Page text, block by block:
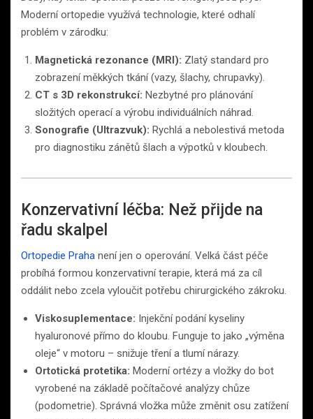
Moderní ortopedie využívá technologie, které odhalí
problém v zárodku:
Magnetická rezonance (MRI): Zlatý standard pro
zobrazení měkkých tkání (vazy, šlachy, chrupavky).
CT s 3D rekonstrukcí: Nezbytné pro plánování
složitých operací a výrobu individuálních náhrad.
Sonografie (Ultrazvuk): Rychlá a nebolestivá metoda
pro diagnostiku zánětů šlach a výpotků v kloubech.
Konzervativní léčba: Než přijde na
řadu skalpel
Ortopedie Praha není jen o operování. Velká část péče
probíhá formou konzervativní terapie, která má za cíl
oddálit nebo zcela vyloučit potřebu chirurgického zákroku.
Viskosuplementace: Injekční podání kyseliny
hyaluronové přímo do kloubu. Funguje to jako „výměna
oleje“ v motoru – snižuje tření a tlumí nárazy.
Ortotická protetika: Moderní ortézy a vložky do bot
vyrobené na základě počítačové analýzy chůze
(podometrie). Správná vložka může změnit osu zatížení